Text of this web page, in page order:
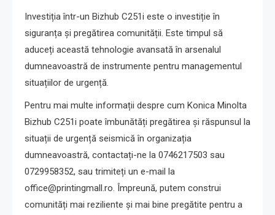
Investiția într-un Bizhub C251i este o investiție în
siguranța și pregătirea comunității. Este timpul să
aduceți această tehnologie avansată în arsenalul
dumneavoastră de instrumente pentru managementul
situațiilor de urgență.
Pentru mai multe informații despre cum Konica Minolta
Bizhub C251i poate îmbunătăți pregătirea și răspunsul la
situații de urgență seismică în organizația
dumneavoastră, contactați-ne la 0746217503 sau
0729958352, sau trimiteți un e-mail la
office@printingmall.ro. Împreună, putem construi
comunități mai reziliente și mai bine pregătite pentru a